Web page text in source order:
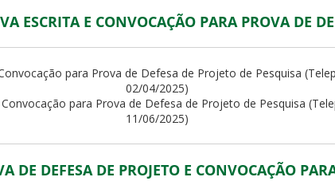
ESCRITA E CONVOCAÇÃO PARA PROVA DE
para Prova de Defesa de Projeto de Pesquisa
02/04/2025)
para Prova de Defesa de Projeto de Pesquisa
11/06/2025)
DE DEFESA DE PROJETO E CONVOCAÇÃO